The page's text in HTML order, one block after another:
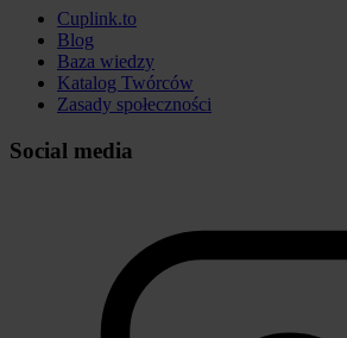
Cuplink.to
Blog
Baza wiedzy
Katalog Twórców
Zasady społeczności
Social media